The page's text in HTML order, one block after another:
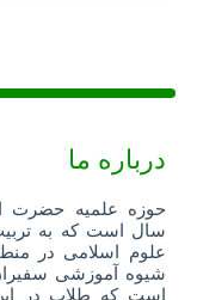
درباره ما
حوزه علمیه حضرت
سال است که به
علوم اسلامی در
شیوه آموزشی
است که طلاب در